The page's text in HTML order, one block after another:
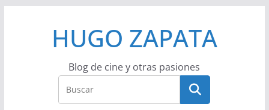
HUGO ZAPATA
Blog de cine y otras pasiones